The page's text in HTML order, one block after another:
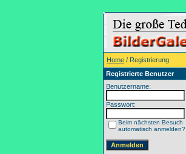
Home / Registrierung
Registrierte Benutzer
Benutzername:
Passwort:
Beim nächsten Besuch
automatisch anmelden?